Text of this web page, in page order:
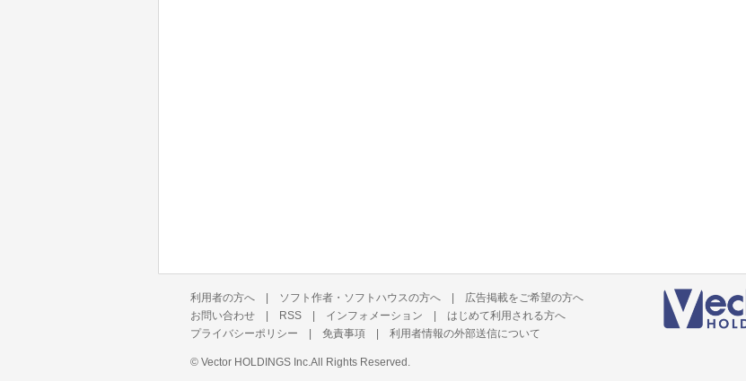
利用者の方へ | ソフト作者・ソフトハウスの方へ | 広告掲載をご希望の方へ
お問い合わせ | RSS | インフォメーション | はじめて利用される方へ
プライバシーポリシー | 免責事項 | 利用者情報の外部送信について
© Vector HOLDINGS Inc. All Rights Reserved.